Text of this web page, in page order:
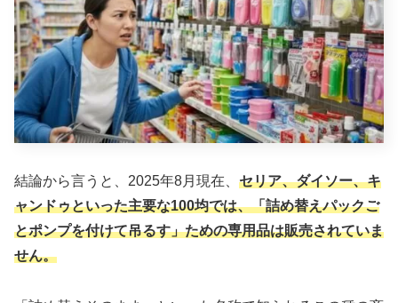
結論から言うと、2025年8月現在、 セリア、ダイソー、キ
ャンドゥといった主要な100均では、「詰め替えパックご
とポンプを付けて吊るす」ための専用品は販売されていま
せん。